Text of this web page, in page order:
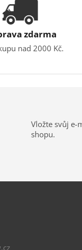
zdarma
nad 2000 Kč.
Vložte svůj e-
shopu.